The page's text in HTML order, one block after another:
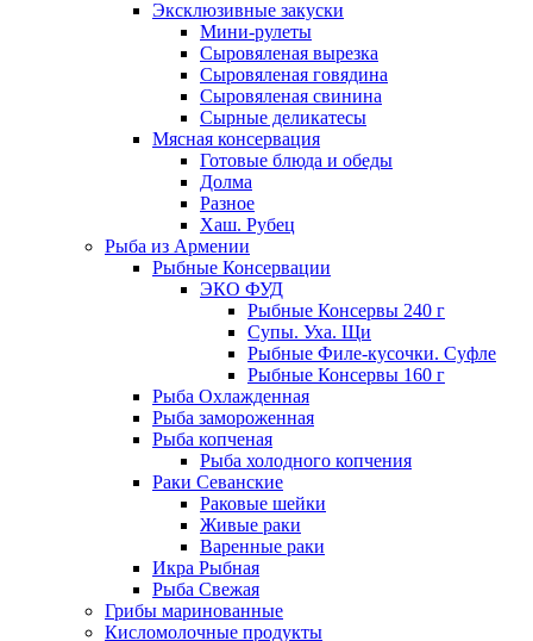
Эксклюзивные закуски
Мини-рулеты
Сыровяленая вырезка
Сыровяленая говядина
Сыровяленая свинина
Сырные деликатесы
Мясная консервация
Готовые блюда и обеды
Долма
Разное
Хаш. Рубец
Рыба из Армении
Рыбные Консервации
ЭКО ФУД
Рыбные Консервы 240 г
Супы. Уха. Щи
Рыбные Филе-кусочки. Суфле
Рыбные Консервы 160 г
Рыба Охлажденная
Рыба замороженная
Рыба копченая
Рыба холодного копчения
Раки Севанские
Раковые шейки
Живые раки
Варенные раки
Икра Рыбная
Рыба Свежая
Грибы маринованные
Кисломолочные продукты